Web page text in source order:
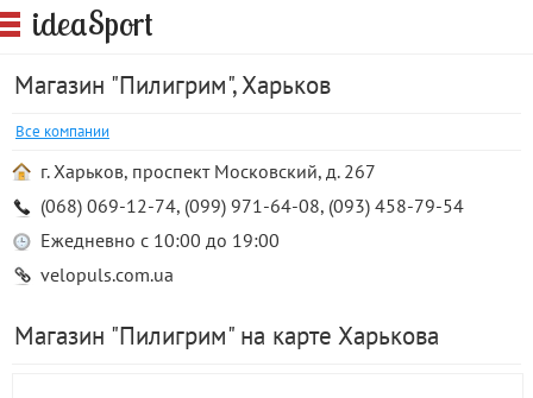
ideaSport
Магазин "Пилигрим", Харьков
Все компании
г. Харьков, проспект Московский, д. 267
(068) 069-12-74, (099) 971-64-08, (093) 458-79-54
Ежедневно с 10:00 до 19:00
velopuls.com.ua
Магазин "Пилигрим" на карте Харькова